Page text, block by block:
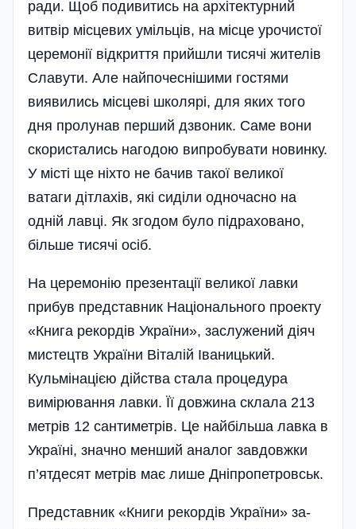
ради. Щоб подивитись на архітектурний
витвір місцевих умільців, на місце урочистої
церемонії відкриття прийшли тисячі жителів
Славути. Але найпочеснішими гостями
виявились місцеві школярі, для яких того
дня пролунав перший дзвоник. Саме вони
скористались нагодою ви­пробувати новинку.
У місті ще ніхто не бачив такої великої
ватаги дітлахів, які сиділи одночасно на
одній лавці. Як згодом було підраховано,
більше тисячі осіб.
На церемонію презентації великої лавки
прибув представник Національного проекту
«Книга рекордів України», заслужений діяч
мистецтв Ук­раїни Віталій Іваницький.
Кульмінацією дійства стала процедура
вимірювання лавки. Її довжина склала 213
метрів 12 сантиметрів. Це найбільша лавка в
Україні, значно менший аналог завдовжки
п’ятдесят метрів має лише Дніпропетровськ.
Представник «Книги рекордів України» за­